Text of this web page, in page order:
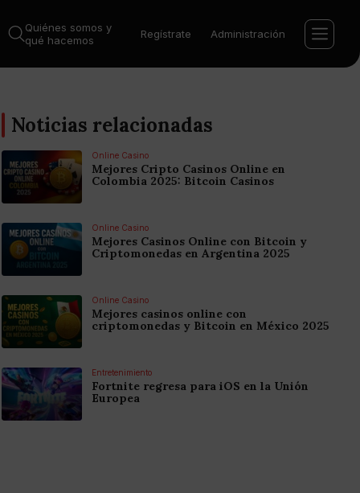
Quiénes somos y
qué hacemos
Regístrate Administración
Noticias relacionadas
Online Casino
Mejores Cripto Casinos Online en
Colombia 2025: Bitcoin Casinos
Online Casino
Mejores Casinos Online con Bitcoin y
Criptomonedas en Argentina 2025
Online Casino
Mejores casinos online con
criptomonedas y Bitcoin en México 2025
Entretenimiento
Fortnite regresa para iOS en la Unión
Europea